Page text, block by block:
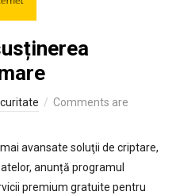
Comments are
avansate soluţii de criptare,
anunță programul
premium gratuite pentru